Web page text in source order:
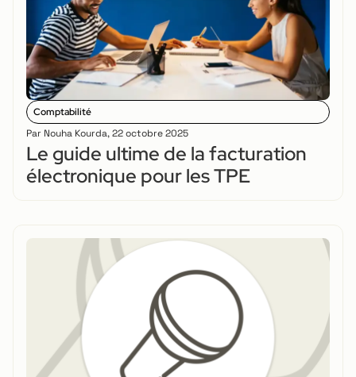
Comptabilité
Par Nouha Kourda,22 octobre 2025
Le guide ultime de la facturation
électronique pour les TPE